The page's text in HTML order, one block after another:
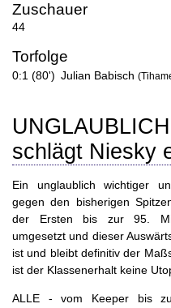
Zuschauer
44
Torfolge
0:1 (80') Julian Babisch
schlägt Niesky
Ein unglaublich wichtiger
gegen den bisherigen
der Ersten bis zur 95.
umgesetzt und dieser
ist und bleibt definitiv der
ist der Klassenerhalt keine
ALLE - vom Keeper bis